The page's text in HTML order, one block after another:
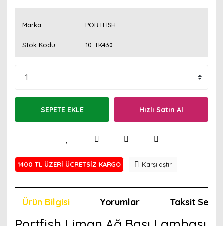
Marka PORTFISH
Stok Kodu 10-TK430
SEPETE EKLE Hızlı Satın Al
1400 TL ÜZERİ ÜCRETSİZ KARGO Karşılaştır
Ürün Bilgisi Yorumlar Taksit